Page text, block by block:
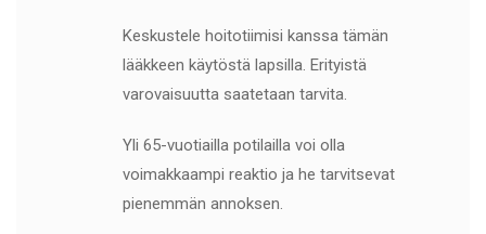
Keskustele hoitotiimisi kanssa tämän
lääkkeen käytöstä lapsilla. Erityistä
varovaisuutta saatetaan tarvita.
Yli 65-vuotiailla potilailla voi olla
voimakkaampi reaktio ja he tarvitsevat
pienemmän annoksen.